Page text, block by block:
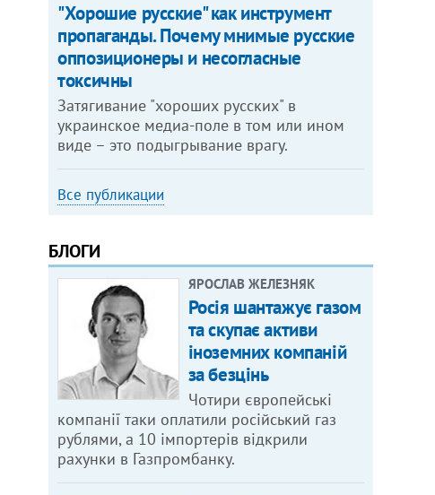
"Хорошие русские" как инструмент
пропаганды. Почему мнимые русские
оппозиционеры и несогласные
токсичны
Затягивание "хороших русских" в
украинское медиа-поле в том или ином
виде – это подыгрывание врагу.
Все публикации
БЛОГИ
ЯРОСЛАВ ЖЕЛЕЗНЯК
Росія шантажує газом
та скупає активи
іноземних компаній
за безцінь
Чотири європейські
компанії таки оплатили російський газ
рублями, а 10 імпортерів відкрили
рахунки в Газпромбанку.